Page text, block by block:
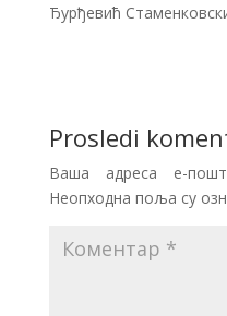
Ђурђевић
Prosledi
Ваша адреса е-
Неопходна поља су